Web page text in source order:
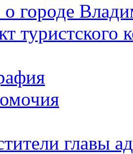
городе
туристского
главы